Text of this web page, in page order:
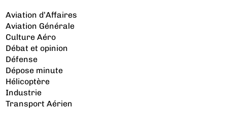
Aviation d’Affaires
Aviation Générale
Culture Aéro
Débat et opinion
Défense
Dépose minute
Hélicoptère
Industrie
Transport Aérien